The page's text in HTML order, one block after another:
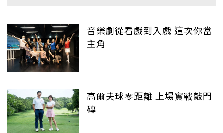
音樂劇從看戲到入戲 這次你當
主角
高爾夫球零距離 上場實戰敲門
磚